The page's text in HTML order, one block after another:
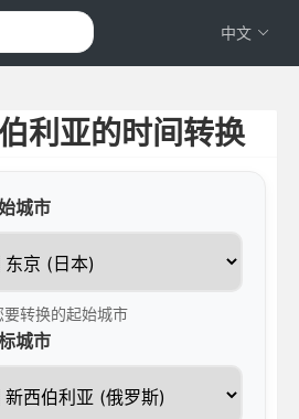
中文
利亚的时间转换
城市
要转换的起始城市
城市